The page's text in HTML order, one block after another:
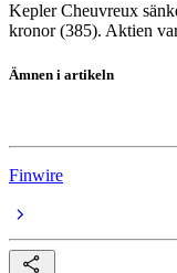
Kepler Cheuvreux
kronor (385). Aktien
Ämnen i artikeln
Finwire